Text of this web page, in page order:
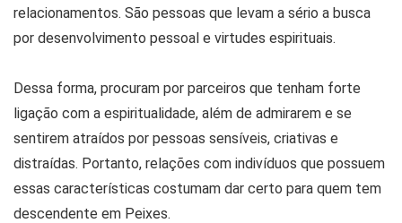
relacionamentos. São pessoas que levam a sério a busca
por desenvolvimento pessoal e virtudes espirituais.
Dessa forma, procuram por parceiros que tenham forte
ligação com a espiritualidade, além de admirarem e se
sentirem atraídos por pessoas sensíveis, criativas e
distraídas. Portanto, relações com indivíduos que possuem
essas características costumam dar certo para quem tem
descendente em Peixes.